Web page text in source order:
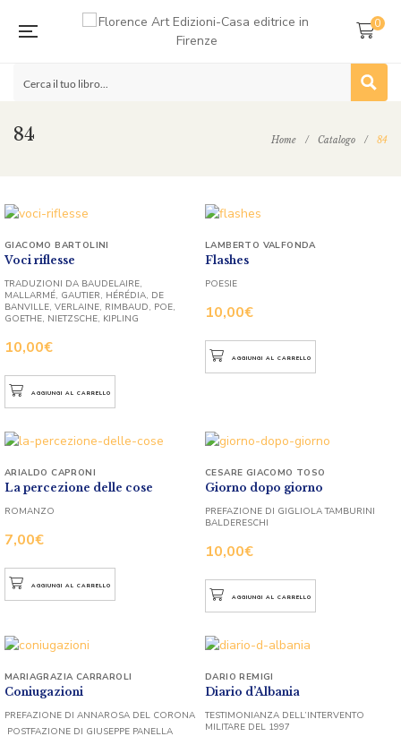
0
84 Home / Catalogo / 84
Voci riflesse
10,00€
GIACOMO BARTOLINI
TRADUZIONI DA BAUDELAIRE,
MALLARMÉ, GAUTIER, HÉRÉDIA, DE
BANVILLE, VERLAINE, RIMBAUD, POE,
GOETHE, NIETZSCHE, KIPLING
AGGIUNGI AL CARRELLO
Flashes
10,00€
LAMBERTO VALFONDA
POESIE
AGGIUNGI AL CARRELLO
La percezione delle cose
7,00€
ARIALDO CAPRONI
ROMANZO
AGGIUNGI AL CARRELLO
Giorno dopo giorno
10,00€
CESARE GIACOMO TOSO
PREFAZIONE DI GIGLIOLA TAMBURINI
BALDERESCHI
AGGIUNGI AL CARRELLO
Coniugazioni
MARIAGRAZIA CARRAROLI
PREFAZIONE DI ANNAROSA DEL CORONA
POSTFAZIONE DI GIUSEPPE PANELLA
Diario d’Albania
DARIO REMIGI
TESTIMONIANZA DELL’INTERVENTO
MILITARE DEL 1997